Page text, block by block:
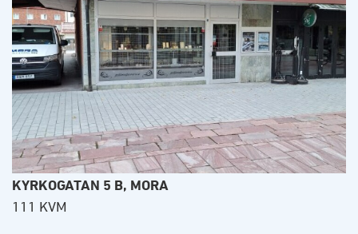
KYRKOGATAN 5 B, MORA
111 KVM